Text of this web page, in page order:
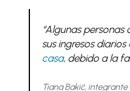
“Algunas personas
sus ingresos diarios
casa, debido a la
Tiana Bakić,